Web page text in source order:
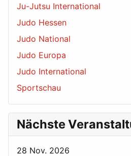
Ju-Jutsu International
Judo Hessen
Judo National
Judo Europa
Judo International
Sportschau
Nächste
28 Nov. 2026